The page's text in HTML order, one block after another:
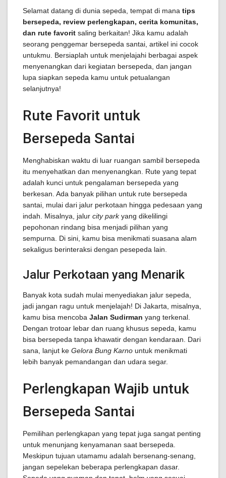
Selamat datang di dunia sepeda, tempat di mana tips
bersepeda, review perlengkapan, cerita komunitas,
dan rute favorit saling berkaitan! Jika kamu adalah
seorang penggemar bersepeda santai, artikel ini cocok
untukmu. Bersiaplah untuk menjelajahi berbagai aspek
menyenangkan dari kegiatan bersepeda, dan jangan
lupa siapkan sepeda kamu untuk petualangan
selanjutnya!
Rute Favorit untuk
Bersepeda Santai
Menghabiskan waktu di luar ruangan sambil bersepeda
itu menyehatkan dan menyenangkan. Rute yang tepat
adalah kunci untuk pengalaman bersepeda yang
berkesan. Ada banyak pilihan untuk rute bersepeda
santai, mulai dari jalur perkotaan hingga pedesaan yang
indah. Misalnya, jalur city parkyang dikelilingi
pepohonan rindang bisa menjadi pilihan yang
sempurna. Di sini, kamu bisa menikmati suasana alam
sekaligus berinteraksi dengan pesepeda lain.
Jalur Perkotaan yang Menarik
Banyak kota sudah mulai menyediakan jalur sepeda,
jadi jangan ragu untuk menjelajah! Di Jakarta, misalnya,
kamu bisa mencoba Jalan Sudirman yang terkenal.
Dengan trotoar lebar dan ruang khusus sepeda, kamu
bisa bersepeda tanpa khawatir dengan kendaraan. Dari
sana, lanjut ke Gelora Bung Karno untuk menikmati
lebih banyak pemandangan dan udara segar.
Perlengkapan Wajib untuk
Bersepeda Santai
Pemilihan perlengkapan yang tepat juga sangat penting
untuk menunjang kenyamanan saat bersepeda.
Meskipun tujuan utamamu adalah bersenang-senang,
jangan sepelekan beberapa perlengkapan dasar.